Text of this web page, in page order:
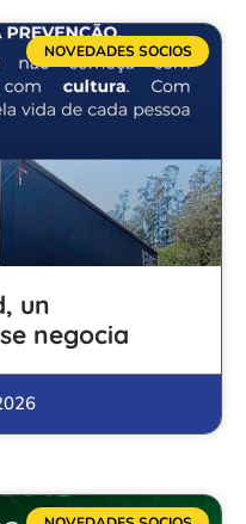
NOVEDADES SOCIOS
un
negocia